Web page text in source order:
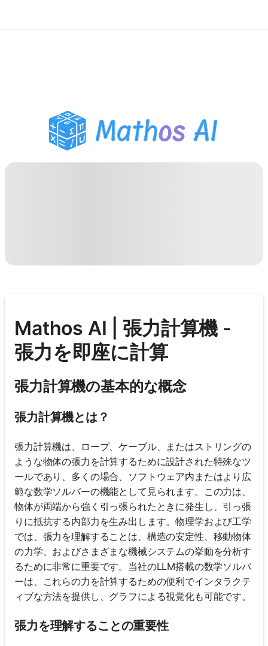
PDF宿題ヘルパー
学習ツール
Mathos AI | 張力計算機 -
張力を即座に計算
張力計算機の基本的な概念
張力計算機とは？
張力計算機は、ロープ、ケーブル、またはストリングの
ような物体の張力を計算するために設計された特殊なツ
ールであり、多くの場合、ソフトウェア内またはより広
範な数学ソルバーの機能として見られます。この力は、
物体が両端から強く引っ張られたときに発生し、引っ張
りに抵抗する内部力を生み出します。物理学および工学
では、張力を理解することは、構造の安定性、移動物体
の力学、およびさまざまな機械システムの挙動を分析す
るために非常に重要です。当社のLLM搭載の数学ソルバ
ーは、これらの力を計算するための便利でインタラクテ
ィブな方法を提供し、グラフによる視覚化も可能です。
張力を理解することの重要性